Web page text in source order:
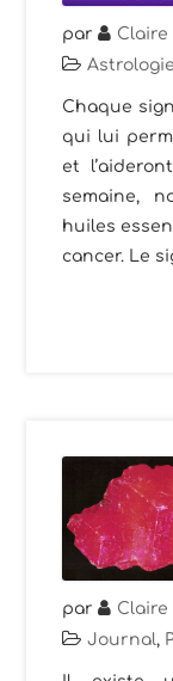
par Claire
Chaque
qui lui
et
semaine,
huiles
cancer. Le
par Claire
Journal,